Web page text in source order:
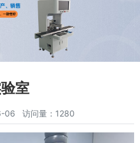
室
06 访问量：1280